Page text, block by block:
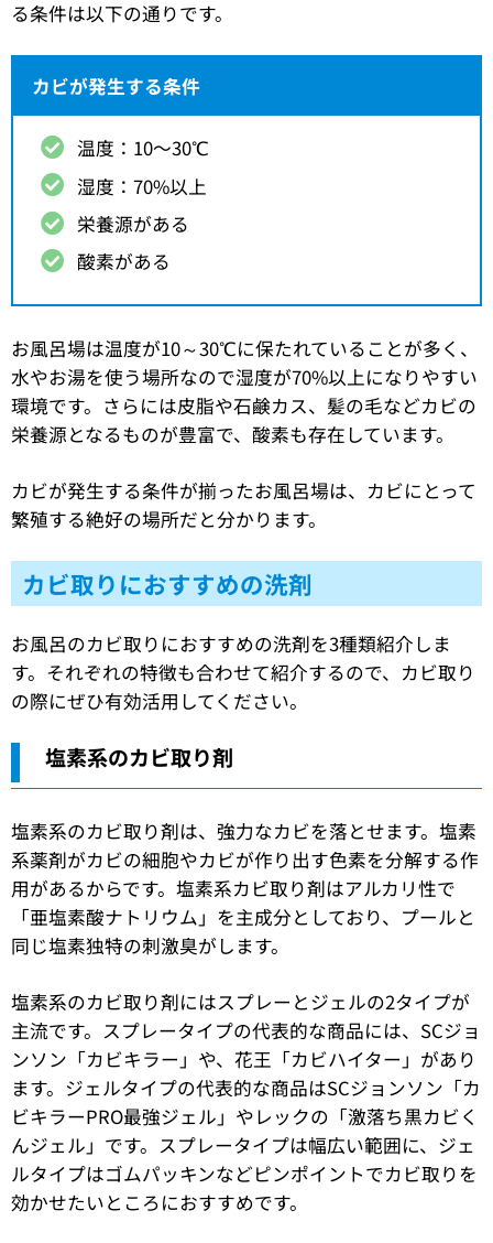
る条件は以下の通りです。
カビが発生する条件
温度：10〜30℃
湿度：70%以上
栄養源がある
酸素がある
お風呂場は温度が10～30℃に保たれていることが多く、
水やお湯を使う場所なので湿度が70%以上になりやすい
環境です。さらには皮脂や石鹸カス、髪の毛などカビの
栄養源となるものが豊富で、酸素も存在しています。
カビが発生する条件が揃ったお風呂場は、カビにとって
繁殖する絶好の場所だと分かります。
カビ取りにおすすめの洗剤
お風呂のカビ取りにおすすめの洗剤を3種類紹介しま
す。それぞれの特徴も合わせて紹介するので、カビ取り
の際にぜひ有効活用してください。
塩素系のカビ取り剤
塩素系のカビ取り剤は、強力なカビを落とせます。塩素
系薬剤がカビの細胞やカビが作り出す色素を分解する作
用があるからです。塩素系カビ取り剤はアルカリ性で
「亜塩素酸ナトリウム」を主成分としており、プールと
同じ塩素独特の刺激臭がします。
塩素系のカビ取り剤にはスプレーとジェルの2タイプが
主流です。スプレータイプの代表的な商品には、SCジョ
ンソン「カビキラー」や、花王「カビハイター」があり
ます。ジェルタイプの代表的な商品はSCジョンソン「カ
ビキラーPRO最強ジェル」やレックの「激落ち黒カビく
んジェル」です。スプレータイプは幅広い範囲に、ジェ
ルタイプはゴムパッキンなどピンポイントでカビ取りを
効かせたいところにおすすめです。